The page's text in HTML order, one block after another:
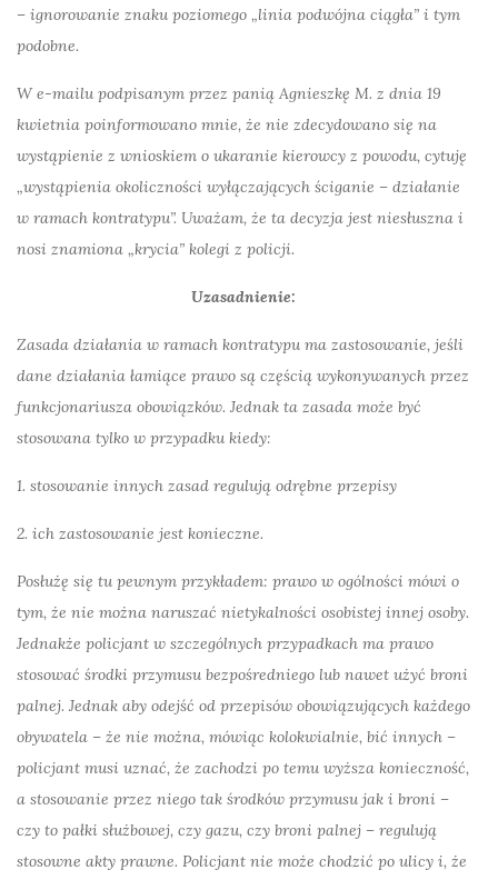
– ignorowanie znaku poziomego „linia podwójna ciągła” i tym
podobne.
W e-mailu podpisanym przez panią Agnieszkę M. z dnia 19
kwietnia poinformowano mnie, że nie zdecydowano się na
wystąpienie z wnioskiem o ukaranie kierowcy z powodu, cytuję
„wystąpienia okoliczności wyłączających ściganie – działanie
w ramach kontratypu”. Uważam, że ta decyzja jest niesłuszna i
nosi znamiona „krycia” kolegi z policji.
Uzasadnienie:
Zasada działania w ramach kontratypu ma zastosowanie, jeśli
dane działania łamiące prawo są częścią wykonywanych przez
funkcjonariusza obowiązków. Jednak ta zasada może być
stosowana tylko w przypadku kiedy:
1. stosowanie innych zasad regulują odrębne przepisy
2. ich zastosowanie jest konieczne.
Posłużę się tu pewnym przykładem: prawo w ogólności mówi o
tym, że nie można naruszać nietykalności osobistej innej osoby.
Jednakże policjant w szczególnych przypadkach ma prawo
stosować środki przymusu bezpośredniego lub nawet użyć broni
palnej. Jednak aby odejść od przepisów obowiązujących każdego
obywatela – że nie można, mówiąc kolokwialnie, bić innych –
policjant musi uznać, że zachodzi po temu wyższa konieczność,
a stosowanie przez niego tak środków przymusu jak i broni –
czy to pałki służbowej, czy gazu, czy broni palnej – regulują
stosowne akty prawne. Policjant nie może chodzić po ulicy i, że